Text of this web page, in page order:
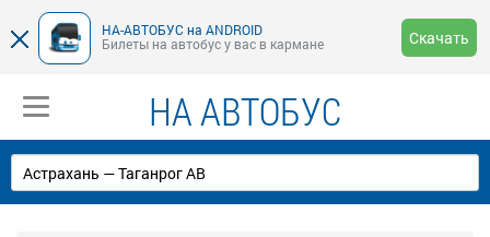
НА-АВТОБУС на ANDROID
Билеты на автобус у вас в кармане
Скачать
НА АВТОБУС